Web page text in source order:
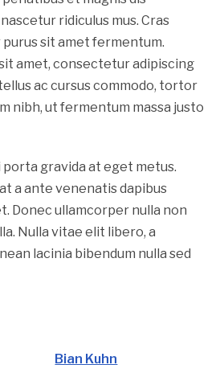
ridiculus mus. Cras
sit amet fermentum.
amet, consectetur adipiscing
ac cursus commodo, tortor
nibh, ut fermentum massa justo
porta gravida at eget metus.
a ante venenatis dapibus
Donec ullamcorper nulla non
Nulla vitae elit libero, a
lacinia bibendum nulla sed
Bian Kuhn